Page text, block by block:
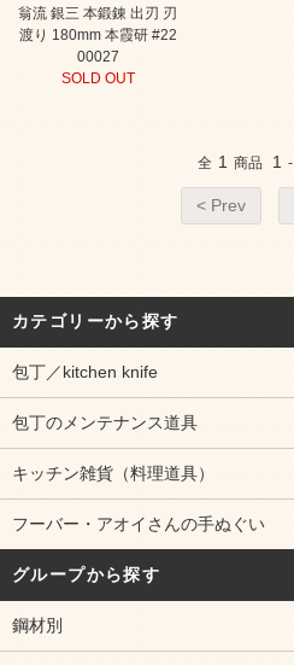
翁流 銀三 本鍛錬 出刃 刃
渡り 180mm 本霞研 #22
00027
SOLD OUT
全 1 商品 1 -
< Prev
カテゴリーから探す
包丁／kitchen knife
包丁のメンテナンス道具
キッチン雑貨（料理道具）
フーバー・アオイさんの手ぬぐい
グループから探す
鋼材別